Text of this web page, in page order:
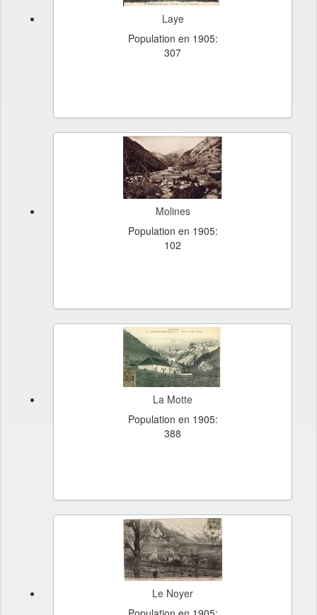
Laye
Population en 1905:
307
Molines
Population en 1905:
102
La Motte
Population en 1905:
388
Le Noyer